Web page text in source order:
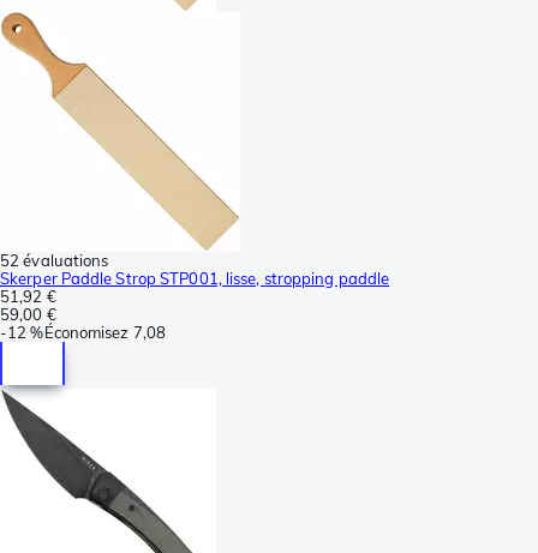
52 évaluations
Skerper Paddle Strop STP001, lisse, stropping paddle
51,92 €
59,00 €
-12 %Économisez 7,08